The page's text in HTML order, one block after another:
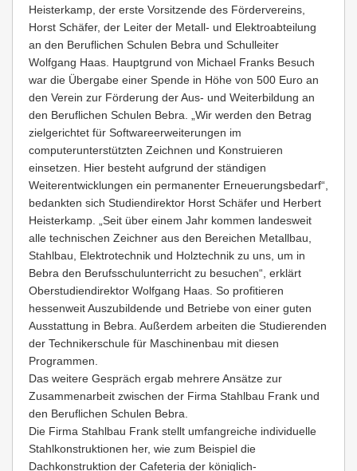
Heisterkamp, der erste Vorsitzende des Fördervereins,
Horst Schäfer, der Leiter der Metall- und Elektroabteilung
an den Beruflichen Schulen Bebra und Schulleiter
Wolfgang Haas. Hauptgrund von Michael Franks Besuch
war die Übergabe einer Spende in Höhe von 500 Euro an
den Verein zur Förderung der Aus- und Weiterbildung an
den Beruflichen Schulen Bebra. „Wir werden den Betrag
zielgerichtet für Softwareerweiterungen im
computerunterstützten Zeichnen und Konstruieren
einsetzen. Hier besteht aufgrund der ständigen
Weiterentwicklungen ein permanenter Erneuerungsbedarf“,
bedankten sich Studiendirektor Horst Schäfer und Herbert
Heisterkamp. „Seit über einem Jahr kommen landesweit
alle technischen Zeichner aus den Bereichen Metallbau,
Stahlbau, Elektrotechnik und Holztechnik zu uns, um in
Bebra den Berufsschulunterricht zu besuchen“, erklärt
Oberstudiendirektor Wolfgang Haas. So profitieren
hessenweit Auszubildende und Betriebe von einer guten
Ausstattung in Bebra. Außerdem arbeiten die Studierenden
der Technikerschule für Maschinenbau mit diesen
Programmen.
Das weitere Gespräch ergab mehrere Ansätze zur
Zusammenarbeit zwischen der Firma Stahlbau Frank und
den Beruflichen Schulen Bebra.
Die Firma Stahlbau Frank stellt umfangreiche individuelle
Stahlkonstruktionen her, wie zum Beispiel die
Dachkonstruktion der Cafeteria der königlich-